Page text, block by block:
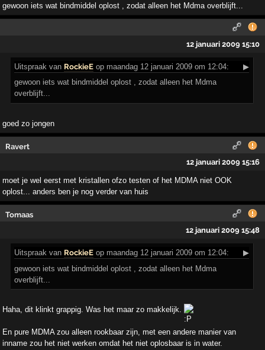
gewoon iets wat bindmiddel oplost , zodat alleen het Mdma overblijft...
12 januari 2009 15:10
Uitspraak van RockieE op maandag 12 januari 2009 om 12:04:
▶
gewoon iets wat bindmiddel oplost , zodat alleen het Mdma
overblijft...
goed zo jongen
Ravert
12 januari 2009 15:16
moet je wel eerst met kristallen ofzo testen of het MDMA niet OOK
oplost... anders ben je nog verder van huis
Tomaas
12 januari 2009 15:48
Uitspraak van RockieE op maandag 12 januari 2009 om 12:04:
▶
gewoon iets wat bindmiddel oplost , zodat alleen het Mdma
overblijft...
Haha, dit klinkt grappig. Was het maar zo makkelijk.
En pure MDMA zou alleen rookbaar zijn, met een andere manier van
inname zou het niet werken omdat het niet oplosbaar is in water.